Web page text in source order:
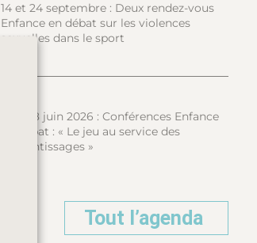
14 et 24 septembre : Deux rendez-vous
Enfance en débat sur les violences
sexuelles dans le sport
15 et 18 juin 2026 : Conférences Enfance
en débat : « Le jeu au service des
apprentissages »
Tout l’agenda